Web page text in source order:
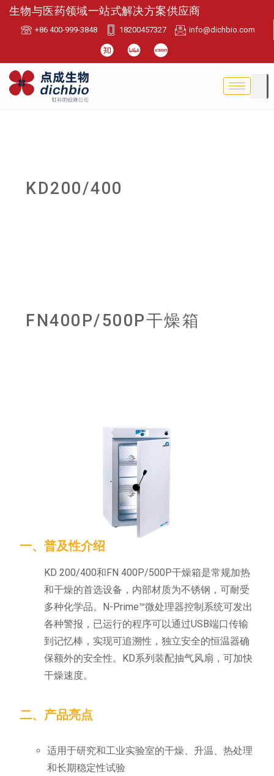
生物与医药领域一站式解决方案供应商
+86 400-999-3848 18200457327 info@dichbio.com
KD200/400
FN400P/500P干燥箱
一、普及性介绍
KD 200/400和FN 400P/500P干燥箱是常规加热
和干燥的首选设备，内部材质为不锈钢，可耐受
多种化学品。N-Prime™微处理器控制系统可发出
各种警报，已运行的程序可以通过USB端口传输
到记忆棒，实现可追溯性，独立安全的恒温器确
保额外的安全性。KD系列装配抽气风扇，可加快
干燥速度。
二、产品亮点
适用于研究和工业实验室的干燥、升温、热处理
和长期稳定性试验